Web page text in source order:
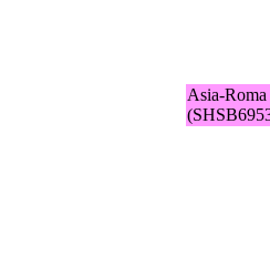
Asia-